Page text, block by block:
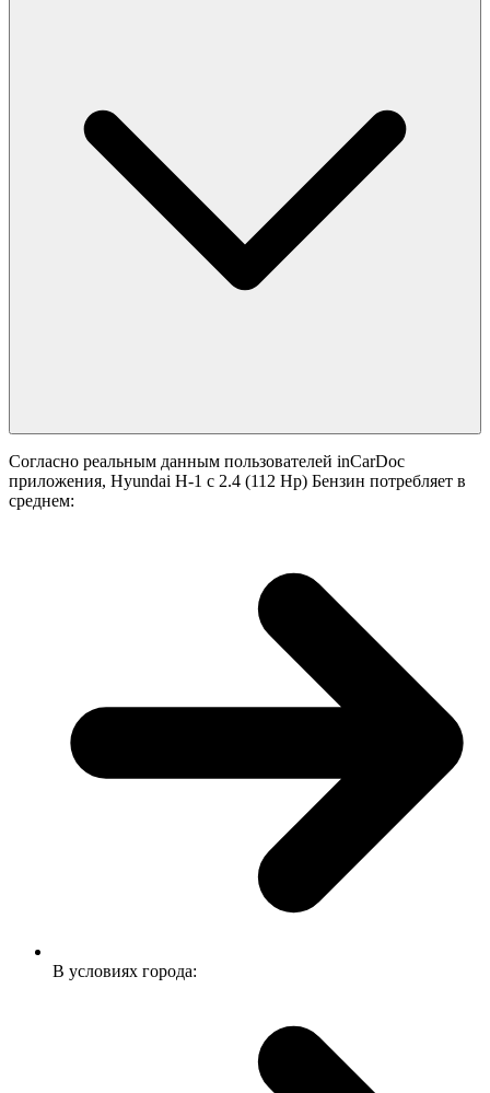
Согласно реальным данным пользователей inCarDoc
приложения, Hyundai H-1 с 2.4 (112 Hp) Бензин потребляет в
среднем:
В условиях города: